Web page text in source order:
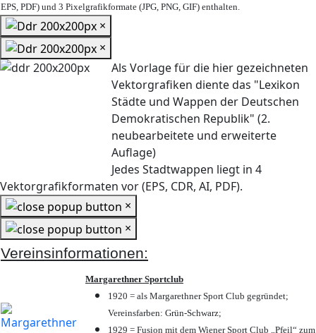
EPS, PDF) und 3 Pixelgrafikformate (JPG, PNG, GIF) enthalten.
×
×
Als Vorlage für die hier gezeichneten
Vektorgrafiken diente das "Lexikon
Städte und Wappen der Deutschen
Demokratischen Republik" (2.
neubearbeitete und erweiterte
Auflage)
Jedes Stadtwappen liegt in 4
Vektorgrafikformaten vor (EPS, CDR, AI, PDF).
×
×
Vereinsinformationen:
Margarethner Sportclub
1920 = als Margarethner Sport Club gegründet;
Vereinsfarben: Grün-Schwarz;
1929 = Fusion mit dem Wiener Sport Club „Pfeil“ zum